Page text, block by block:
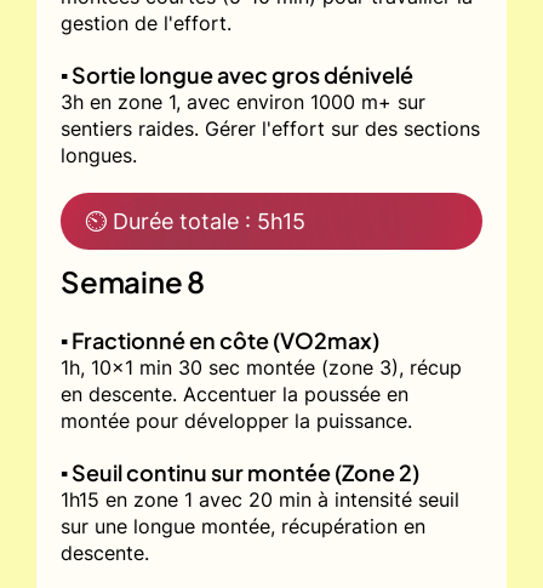
gestion de l'effort.
▪️ Sortie longue avec gros dénivelé
3h en zone 1, avec environ 1000 m+ sur
sentiers raides. Gérer l'effort sur des sections
longues.
⏲ Durée totale : 5h15
Semaine 8
▪️ Fractionné en côte (VO2max)
1h, 10x1 min 30 sec montée (zone 3), récup
en descente. Accentuer la poussée en
montée pour développer la puissance.
▪️ Seuil continu sur montée (Zone 2)
1h15 en zone 1 avec 20 min à intensité seuil
sur une longue montée, récupération en
descente.